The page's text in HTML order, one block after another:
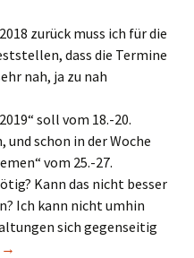
zurück muss ich für die
dass die Termine
nah, ja zu nah
soll vom 18.-20.
schon in der Woche
vom 25.-27.
Kann das nicht besser
Ich kann nicht umhin
sich gegenseitig
Ein Appell an die
→